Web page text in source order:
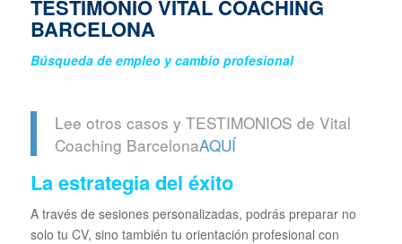
TESTIMONIO VITAL COACHING
BARCELONA
Búsqueda de empleo y cambio profesional
Lee otros casos y TESTIMONIOS de Vital
Coaching BarcelonaAQUÍ
La estrategia del éxito
A través de sesiones personalizadas, podrás preparar no
solo tu CV, sino también tu orientación profesional con